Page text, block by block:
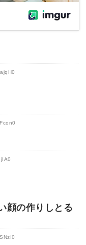
顔の作りしとる